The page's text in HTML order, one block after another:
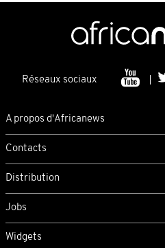
Réseaux sociaux
A propos d'Africanews
Contacts
Distribution
Jobs
Widgets